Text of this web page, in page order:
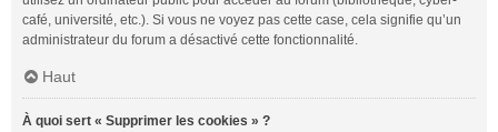
café, université, etc.). Si vous ne voyez pas cette case, cela signifie qu’un
administrateur du forum a désactivé cette fonctionnalité.
Haut
À quoi sert « Supprimer les cookies » ?